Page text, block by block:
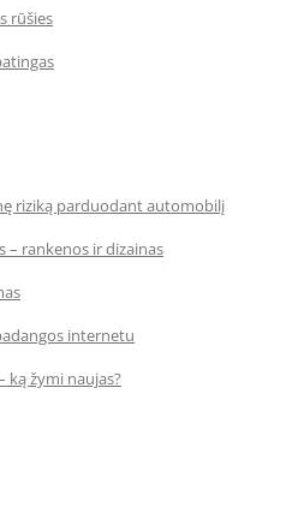
rūšies
riziką parduodant automobilį
– rankenos ir dizainas
internetu
ką žymi naujas?